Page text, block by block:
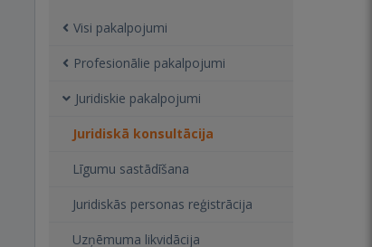
Visi pakalpojumi
Profesionālie pakalpojumi
Juridiskie pakalpojumi
Juridiskā konsultācija
Līgumu sastādīšana
Juridiskās personas reģistrācija
Uzņēmuma likvidācija